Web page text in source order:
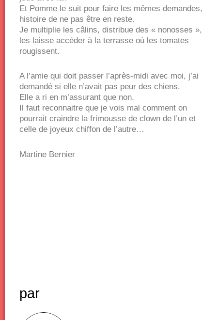
Et Pomme le suit pour faire les mêmes demandes,
histoire de ne pas être en reste.
Je multiplie les câlins, distribue des « nonosses »,
les laisse accéder à la terrasse où les tomates
rougissent.
A l’amie qui doit passer l’après-midi avec moi, j’ai
demandé si elle n’avait pas peur des chiens.
Elle a ri en m’assurant que non.
Il faut reconnaitre que je vois mal comment on
pourrait craindre la frimousse de clown de l’un et
celle de joyeux chiffon de l’autre…
Martine Bernier
par